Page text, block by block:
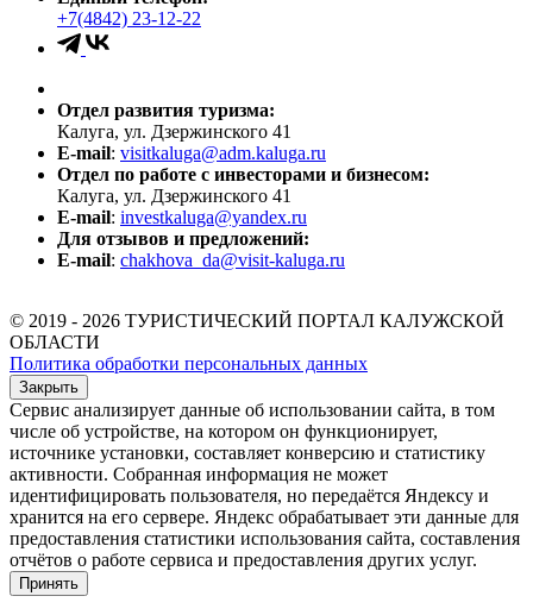
+7(4842) 23-12-22
Отдел развития туризма:
Калуга, ул. Дзержинского 41
E-mail: visitkaluga@adm.kaluga.ru
Отдел по работе с инвесторами и бизнесом:
Калуга, ул. Дзержинского 41
E-mail: investkaluga@yandex.ru
Для отзывов и предложений:
E-mail: chakhova_da@visit-kaluga.ru
© 2019 - 2026 ТУРИСТИЧЕСКИЙ ПОРТАЛ КАЛУЖСКОЙ
ОБЛАСТИ
Политика обработки персональных данных
Закрыть
Сервис анализирует данные об использовании сайта, в том
числе об устройстве, на котором он функционирует,
источнике установки, составляет конверсию и статистику
активности. Собранная информация не может
идентифицировать пользователя, но передаётся Яндексу и
хранится на его сервере. Яндекс обрабатывает эти данные для
предоставления статистики использования сайта, составления
отчётов о работе сервиса и предоставления других услуг.
Принять